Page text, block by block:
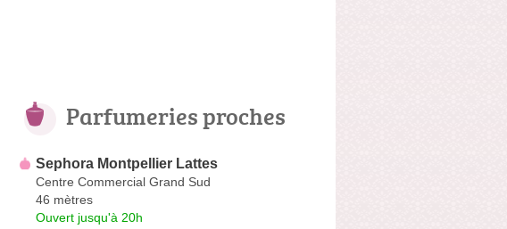
Parfumeries proches
Sephora Montpellier Lattes
Centre Commercial Grand Sud
46 mètres
Ouvert jusqu'à 20h